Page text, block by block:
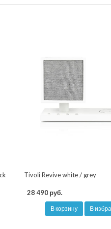
Tivoli Revive white / grey
28 490 руб.
В корзину В